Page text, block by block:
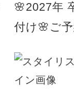
🌸2027年
付け🌸ご